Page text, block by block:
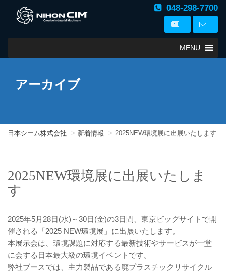
048-298-7700
MENU
アーカイブ
日本シーム株式会社 新着情報 2025NEW環境展に出展いたします
2025NEW環境展に出展いたしま
す
2025年5月28日(水)～30日(金)の3日間、東京ビッグサイトで開
催される「2025 NEW環境展」に出展いたします。
本展示会は、環境課題に対応する最新技術やサービスが一堂
に会する日本最大級の環境イベントです。
弊社ブースでは、主力製品である廃プラスチックリサイクル